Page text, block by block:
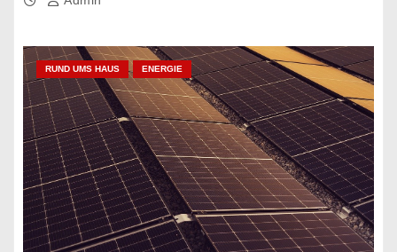
RUND UMS HAUS ENERGIE